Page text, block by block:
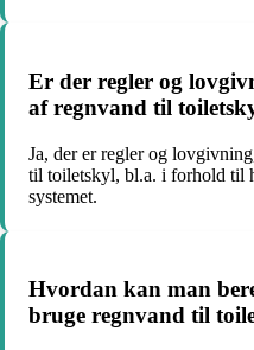
Er der regler og
af regnvand til
Ja, der er regler og
til toiletskyl, bl.a. i forhold til
systemet.
Hvordan kan man
bruge regnvand til